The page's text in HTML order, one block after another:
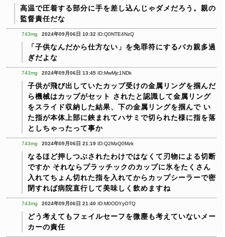
高温で圧着する部分に手を差し込んじゃダメだろう。親の
監督責任だな
743mg 2024年09月06日 10:32 ID:Q0NTE4NzQ
「子供なんだから仕方ない」を免罪符にするバカ親多過
ぎだよな
743mg 2024年09月06日 13:45 ID:MwMjc1NDk
子供が飛び出していたカップ受けの金属リングを掴んだ
ら機械はカップがセット されたと認識して金属リング
をスライド収納した結果、下の金属リングを掴んで い
た指が本体上部に鋏まれてハサミで切られた様に指を落
としちゃったって事か
743mg 2024年09月06日 21:19 ID:Q2MzQ0Mzk
なるほど押しつぶされたわけではなくて刃物による切断
ですか それならプラッチックのカップに氷をたくさん
入れてちょん切れた指を入れてからカップシーラーで密
閉すれば病院直行して美味しく飲めますね
743mg 2024年09月06日 21:40 ID:M0ODYyOTQ
どう考えてもフェイルセーフを微塵も考えていないメー
カーの責任